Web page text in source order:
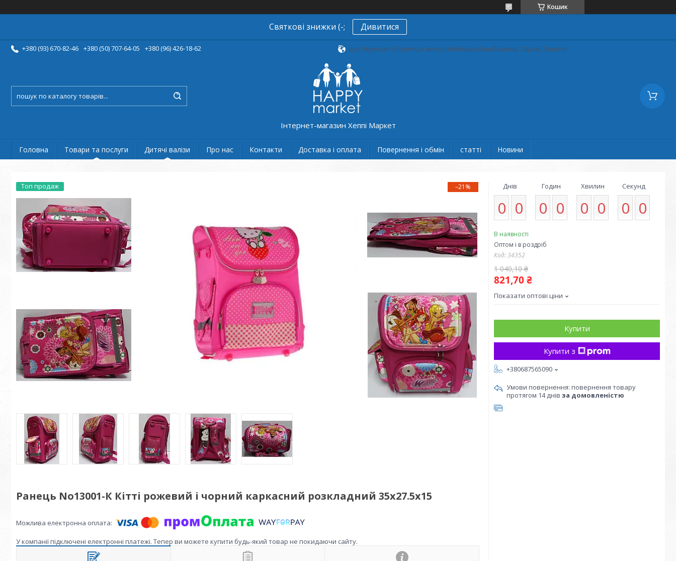
Кошик
Святкові знижки (-; Дивитися
+380 (93) 670-82-46 +380 (50) 707-64-05 +380 (96) 426-18-62 вул. Амурська 5 (станція метро Академіка Барабашова), Харків, Україна
Інтернет-магазин Хеппі Маркет
Головна Товари та послуги Дитячі валізи Про нас Контакти Доставка і оплата Повернення і обмін статті Новини
Топ продаж –21%
Ранець No13001-К Кітті рожевий і чорний каркасний розкладний 35х27.5х15
У компанії підключені електронні платежі. Тепер ви можете купити будь-який товар не покидаючи сайту.
Днів
0 0
Годин
0 0
Хвилин
0 0
Секунд
0 0
В наявності
Оптом і в роздріб
Код:34352
1 040,10 ₴
821,70 ₴
Показати оптові ціни
Купити
Купити з
+380687565090
повернення товару
протягом 14 днів за домовленістю